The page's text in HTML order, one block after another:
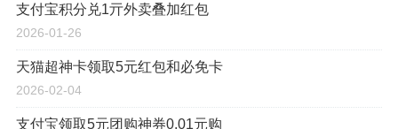
支付宝积分兑1亓外卖叠加红包
2026-01-26
天猫超神卡领取5元红包和必免卡
2026-02-04
支付宝领取5元团购神券0.01元购